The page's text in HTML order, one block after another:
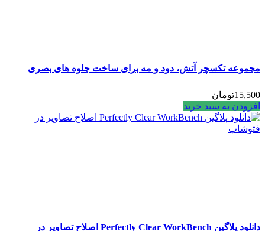
مجموعه تکسچر آتش، دود و مه برای ساخت جلوه های بصری
15,500تومان
افزودن به سبد خرید
دانلود پلاگین Perfectly Clear WorkBench اصلاح تصاویر در